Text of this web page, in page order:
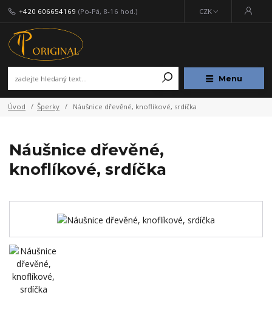
Menu
CZK
+420 606654169 (Po-Pá, 8-16 hod.)
Úvod Šperky Náušnice dřevěné, knoflíkové, srdíčka
Náušnice dřevěné,
knoflíkové, srdíčka